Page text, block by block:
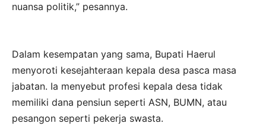
nuansa politik,” pesannya.
Dalam kesempatan yang sama, Bupati Haerul
menyoroti kesejahteraan kepala desa pasca masa
jabatan. Ia menyebut profesi kepala desa tidak
memiliki dana pensiun seperti ASN, BUMN, atau
pesangon seperti pekerja swasta.